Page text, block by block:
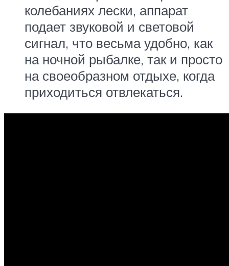
колебаниях лески, аппарат
подает звуковой и световой
сигнал, что весьма удобно, как
на ночной рыбалке, так и просто
на своеобразном отдыхе, когда
приходиться отвлекаться.